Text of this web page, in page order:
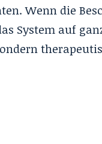
Wenn die
System auf